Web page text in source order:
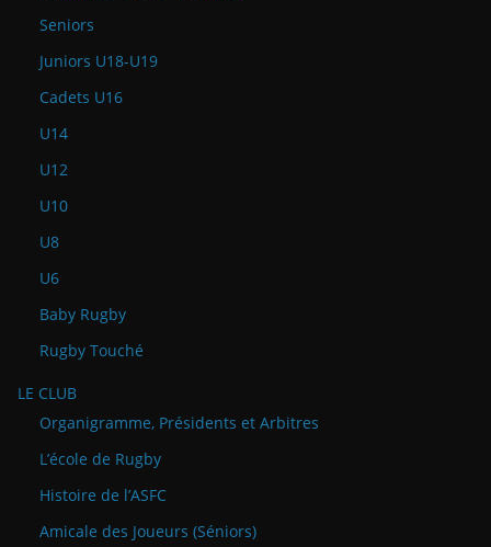
Seniors
Juniors U18-U19
Cadets U16
U14
U12
U10
U8
U6
Baby Rugby
Rugby Touché
LE CLUB
Organigramme, Présidents et Arbitres
L’école de Rugby
Histoire de l’ASFC
Amicale des Joueurs (Séniors)